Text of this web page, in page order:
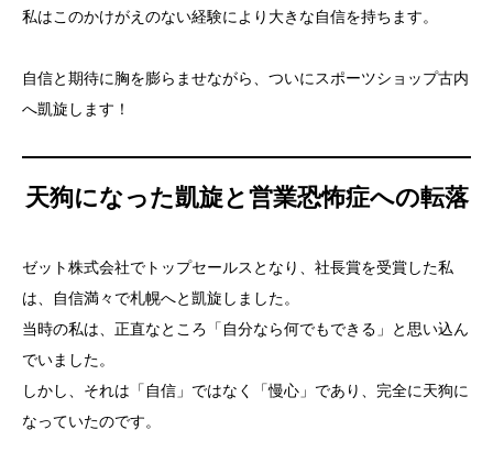
私はこのかけがえのない経験により大きな自信を持ちます。
自信と期待に胸を膨らませながら、ついにスポーツショップ古内
へ凱旋します！
天狗になった凱旋と営業恐怖症への転落
ゼット株式会社でトップセールスとなり、社長賞を受賞した私
は、自信満々で札幌へと凱旋しました。
当時の私は、正直なところ「自分なら何でもできる」と思い込ん
でいました。
しかし、それは「自信」ではなく「慢心」であり、完全に天狗に
なっていたのです。